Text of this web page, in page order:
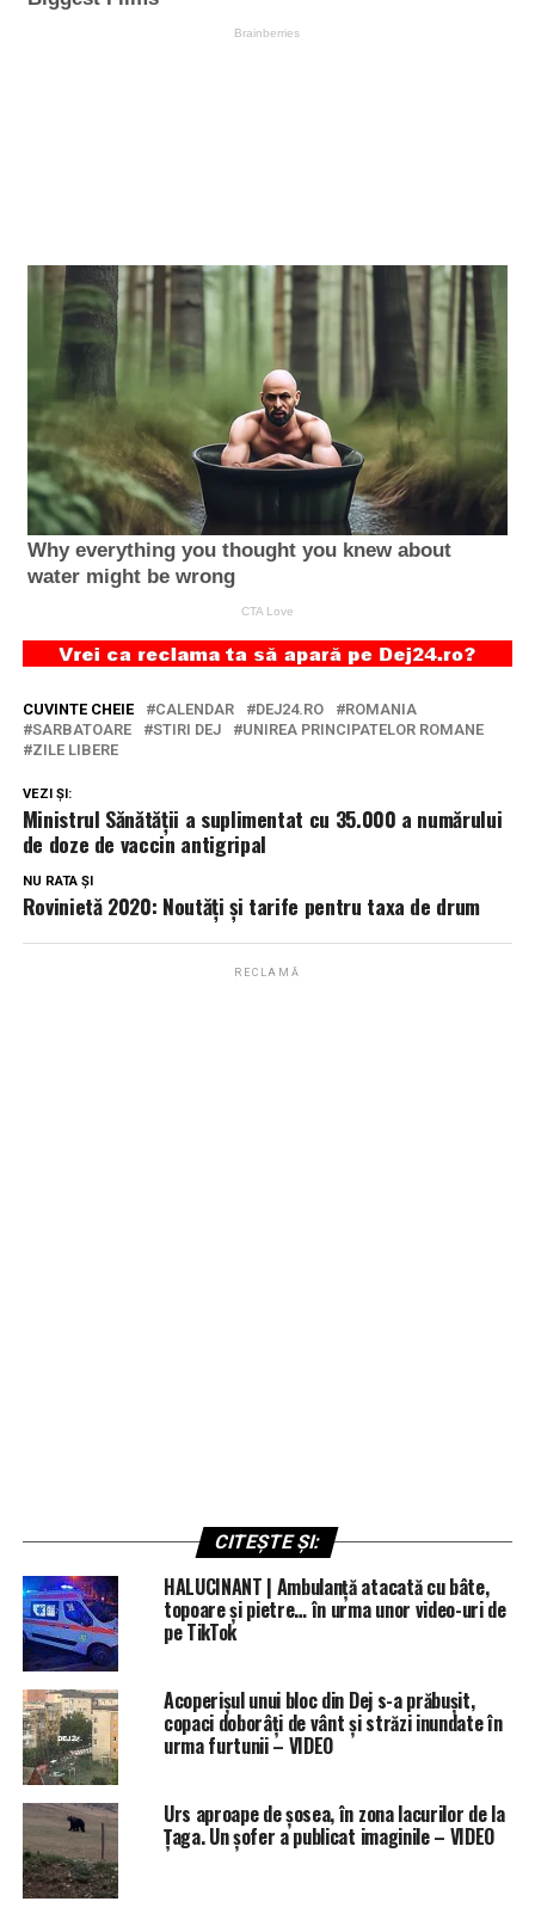
CUVINTE CHEIE CALENDAR DEJ24.RO
ROMANIA
SARBATOARE
STIRI DEJ
UNIREA PRINCIPATELOR ROMANE
ZILE LIBERE
VEZI ȘI:
Ministrul Sănătăţii a suplimentat cu 35.000 a numărului
de doze de vaccin antigripal
NU RATA ȘI
Rovinietă 2020: Noutăți și tarife pentru taxa de drum
RECLAMĂ
CITEȘTE ȘI:
HALUCINANT | Ambulanță atacată cu bâte,
topoare și pietre… în urma unor video-uri de
pe TikTok
Acoperișul unui bloc din Dej s-a prăbușit,
copaci doborâți de vânt și străzi inundate în
urma furtunii – VIDEO
Urs aproape de șosea, în zona lacurilor de la
Țaga. Un șofer a publicat imaginile – VIDEO